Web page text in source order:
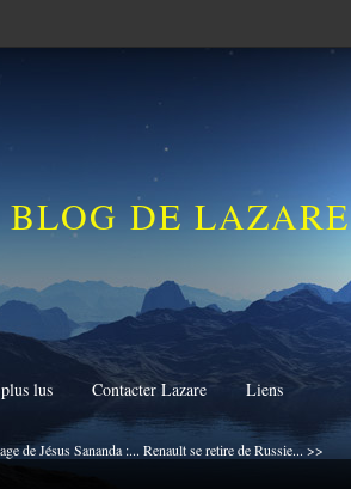
BLOG DE LAZARE
lus Contacter Lazare Liens
de Jésus Sananda :... Renault se retire de Russie... >>